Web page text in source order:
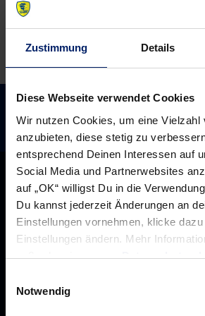
Zustimmung Details
Diese Webseite verwendet Cookies
Wir nutzen Cookies, um eine Vielzahl
anzubieten, diese stetig zu
entsprechend Deinen Interessen auf
Social Media und Partnerwebsites
auf „OK“ willigst Du in die
Du kannst jederzeit Änderungen an
Einstellungen vornehmen, klicke
Einstellungen ändern. Mehr
außerdem in unserer
Notwendig